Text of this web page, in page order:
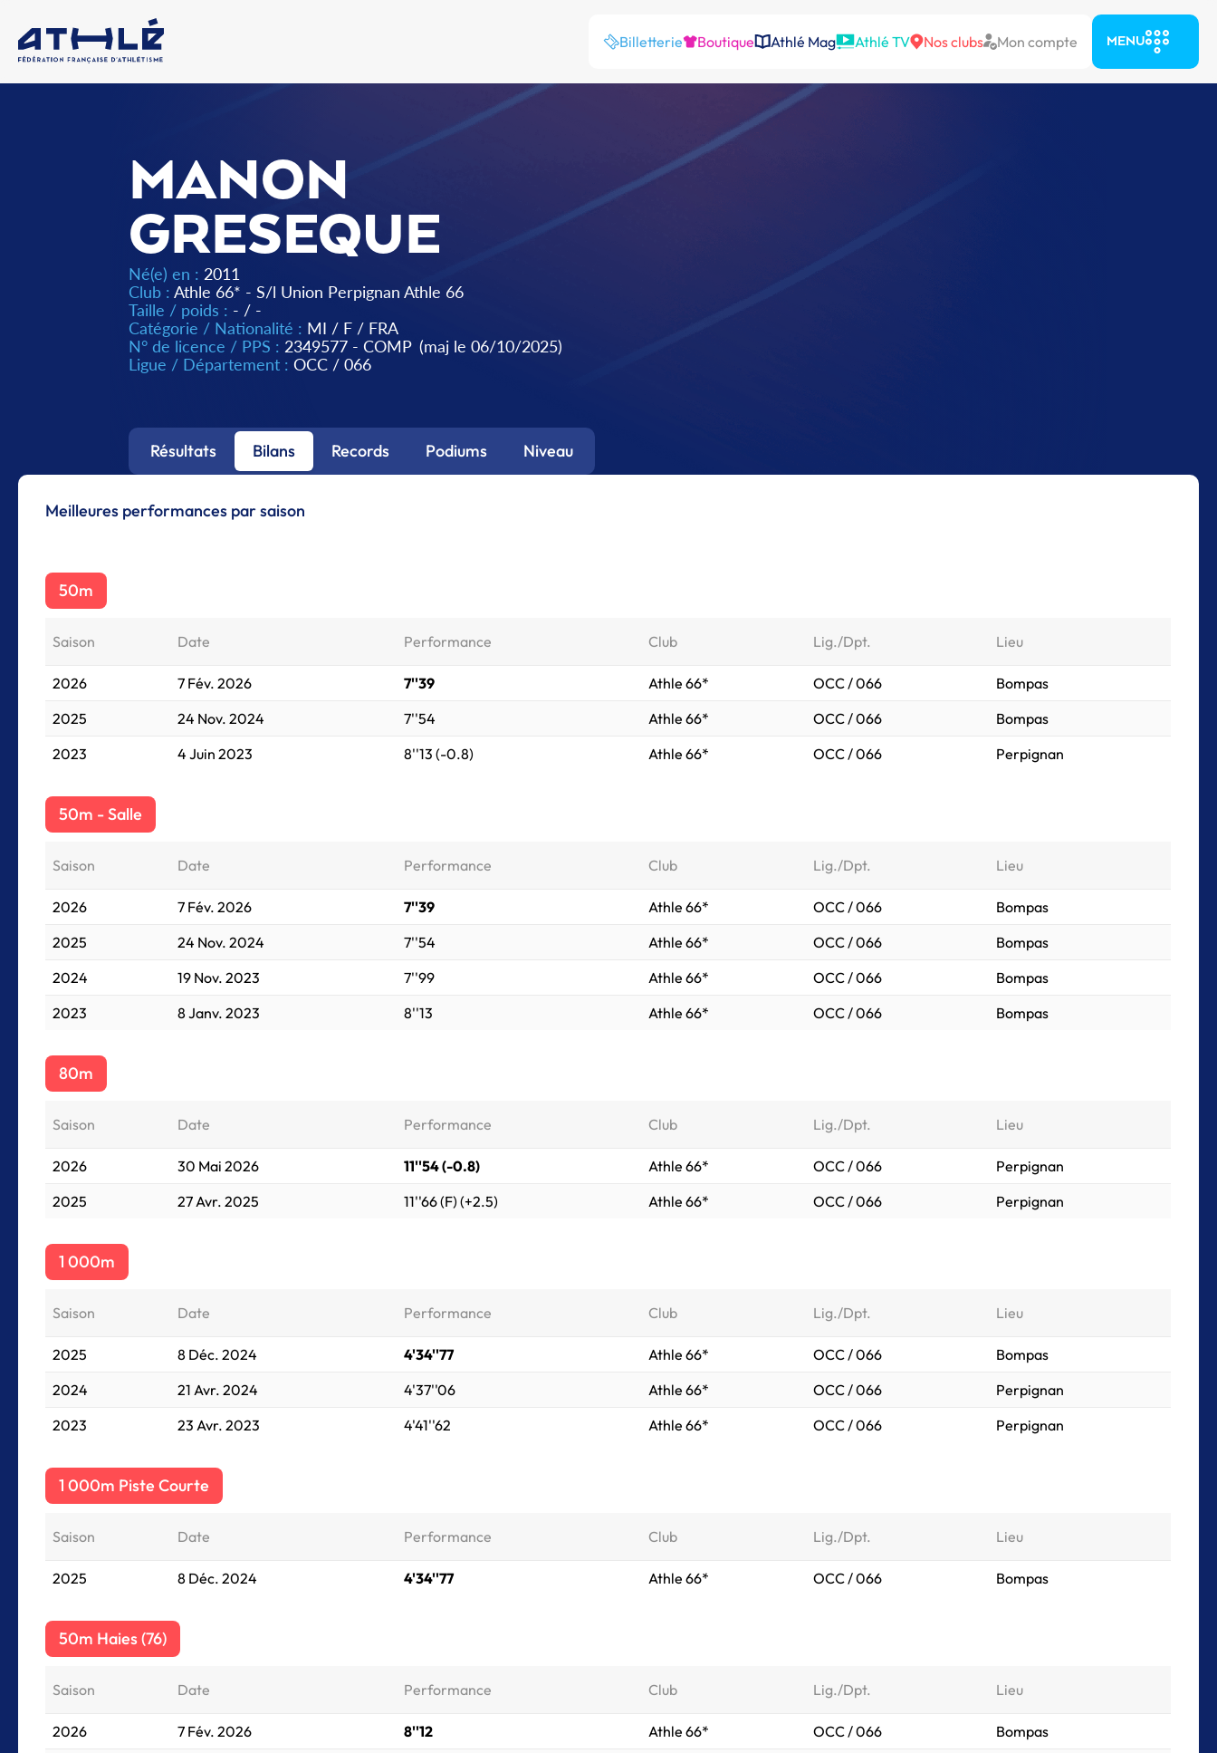
Billetterie Boutique Athlé Mag Athlé TV Nos clubs Mon compte MENU
MANON
GRESEQUE
Né(e) en : 2011
Club :Athle 66* - S/l Union Perpignan Athle 66
Taille / poids : - / -
Catégorie / Nationalité : MI / F / FRA
N° de licence / PPS : 2349577 - COMP (maj le 06/10/2025)
Ligue / Département :OCC / 066
Résultats Bilans Records Podiums Niveau
Meilleures performances par saison
50m
Saison Date Performance Club Lig./Dpt. Lieu
2026 7 Fév. 2026 7''39 Athle 66* OCC / 066
Bompas
2025
24 Nov. 2024 7''54 Athle 66* OCC / 066
Bompas
2023
4 Juin 2023 8''13 (-0.8) Athle 66* OCC / 066 Perpignan
50m - Salle
Saison Date Performance Club Lig./Dpt. Lieu
2026 7 Fév. 2026 7''39 Athle 66* OCC / 066
Bompas
2025
24 Nov. 2024 7''54 Athle 66* OCC / 066
Bompas
2024
19 Nov. 2023 7''99 Athle 66* OCC / 066
Bompas
2023
8 Janv. 2023 8''13 Athle 66* OCC / 066 Bompas
80m
Saison Date Performance Club Lig./Dpt. Lieu
2026 30 Mai 2026 11''54 (-0.8) Athle 66* OCC / 066
Perpignan
2025
27 Avr. 2025 11''66 (F) (+2.5) Athle 66* OCC / 066 Perpignan
1 000m
Saison Date Performance Club Lig./Dpt. Lieu
2025 8 Déc. 2024 4'34''77 Athle 66* OCC / 066
Bompas
2024
21 Avr. 2024 4'37''06 Athle 66* OCC / 066
Perpignan
2023
23 Avr. 2023 4'41''62 Athle 66* OCC / 066 Perpignan
1 000m Piste Courte
Saison Date Performance Club Lig./Dpt. Lieu
2025 8 Déc. 2024 4'34''77 Athle 66* OCC / 066 Bompas
50m Haies (76)
Saison Date Performance Club Lig./Dpt. Lieu
2026 7 Fév. 2026 8''12 Athle 66* OCC / 066
Bompas